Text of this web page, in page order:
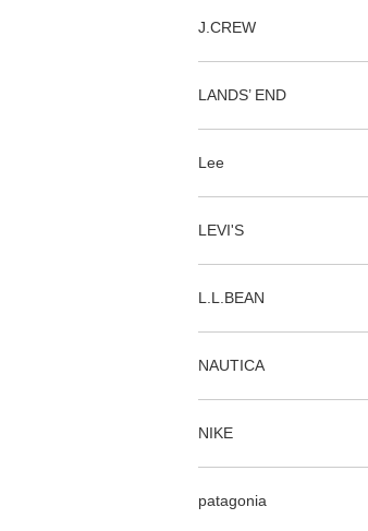
J.CREW
LANDS’ END
Lee
LEVI'S
L.L.BEAN
NAUTICA
NIKE
patagonia